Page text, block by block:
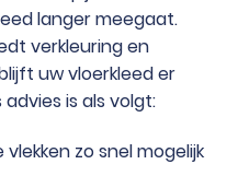
langer meegaat.
verkleuring en
uw vloerkleed er
is als volgt:
zo snel mogelijk